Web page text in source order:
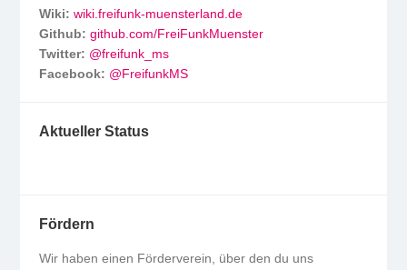
Wiki: wiki.freifunk-muensterland.de
Github: github.com/FreiFunkMuenster
Twitter: @freifunk_ms
Facebook: @FreifunkMS
Aktueller Status
Fördern
Wir haben einen Förderverein, über den du uns